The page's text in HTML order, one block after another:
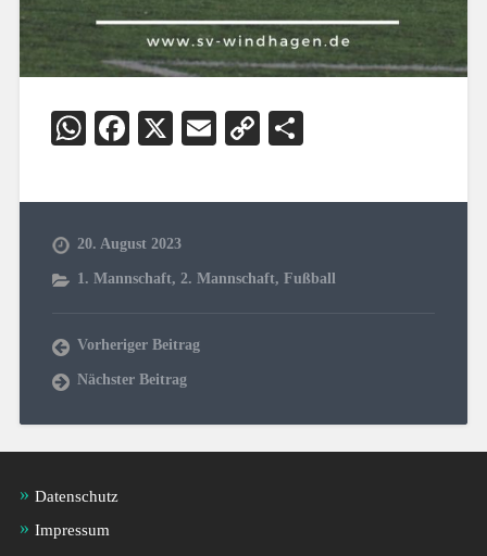
WhatsApp
Facebook
X EmailCopy
20. August 2023
1. Mannschaft, 2. Mannschaft, Fußball
Vorheriger Beitrag
Nächster Beitrag
Datenschutz
Impressum